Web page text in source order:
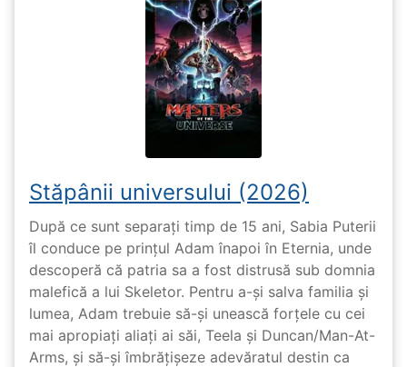
Stăpânii universului (2026)
După ce sunt separați timp de 15 ani, Sabia Puterii
îl conduce pe prințul Adam înapoi în Eternia, unde
descoperă că patria sa a fost distrusă sub domnia
malefică a lui Skeletor. Pentru a-și salva familia și
lumea, Adam trebuie să-și unească forțele cu cei
mai apropiați aliați ai săi, Teela și Duncan/Man-At-
Arms, și să-și îmbrățișeze adevăratul destin ca